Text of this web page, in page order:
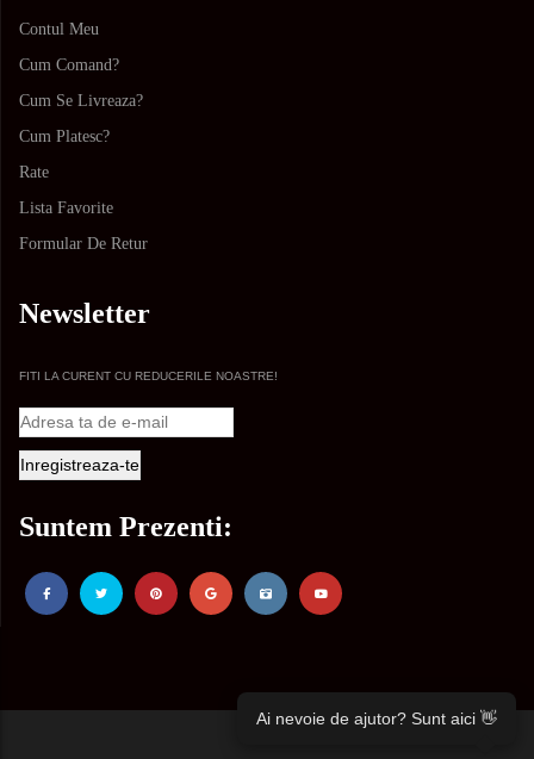
Contul Meu
Cum Comand?
Cum Se Livreaza?
Cum Platesc?
Rate
Lista Favorite
Formular De Retur
Newsletter
FITI LA CURENT CU REDUCERILE NOASTRE!
Suntem Prezenti:
Ai nevoie de ajutor? Sunt aici 👋